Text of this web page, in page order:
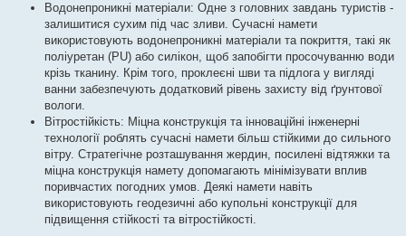
Водонепроникні матеріали: Одне з головних завдань туристів -
залишитися сухим під час зливи. Сучасні намети
використовують водонепроникні матеріали та покриття, такі як
поліуретан (PU) або силікон, щоб запобігти просочуванню води
крізь тканину. Крім того, проклеєні шви та підлога у вигляді
ванни забезпечують додатковий рівень захисту від ґрунтової
вологи.
Вітростійкість: Міцна конструкція та інноваційні інженерні
технології роблять сучасні намети більш стійкими до сильного
вітру. Стратегічне розташування жердин, посилені відтяжки та
міцна конструкція намету допомагають мінімізувати вплив
поривчастих погодних умов. Деякі намети навіть
використовують геодезичні або купольні конструкції для
підвищення стійкості та вітростійкості.